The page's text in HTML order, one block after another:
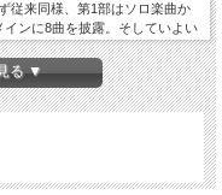
従来同様、第1部はソロ楽曲か
ンに8曲を披露。そしていよい
ジェネシス・コーナーで、同
ム収録順に次々とプレイし、
ルは「Supper's Ready」、
、ジェネシス3連発で大団円と
の公式ライヴ・アルバムなど
おり、日本ならではのサービス
限定メモリアル・アイテム。
る ▼